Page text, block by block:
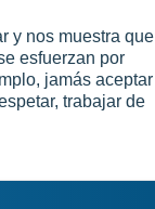
y nos muestra que
esfuerzan por
jamás aceptar
trabajar de